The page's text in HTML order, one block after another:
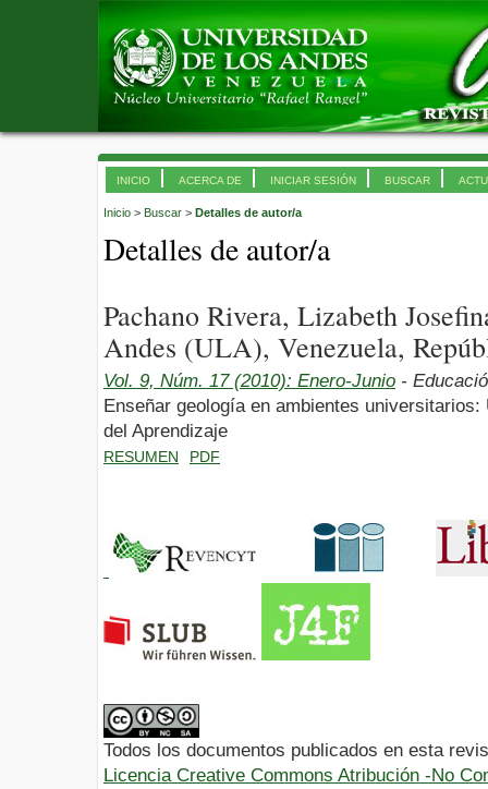
INICIO ACERCA DE INICIAR SESIÓN BUSCAR
Inicio > Buscar > Detalles de autor/a
Detalles de autor/a
Pachano Rivera, Lizabeth
Andes (ULA), Venezuela,
Vol. 9, Núm. 17 (2010): Enero-Junio -
Enseñar geología en ambientes
del Aprendizaje
RESUMEN PDF
Todos los documentos publicados en esta
Licencia Creative Commons Atribución -No